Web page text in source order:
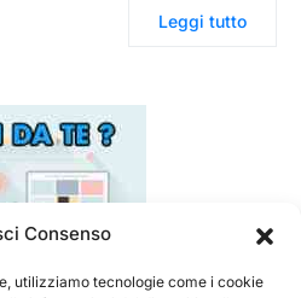
Consenso
utilizziamo tecnologie come i cookie
Leggi tutto